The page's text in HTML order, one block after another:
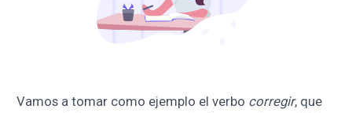
Vamos a tomar como ejemplo el verbo corregir, que